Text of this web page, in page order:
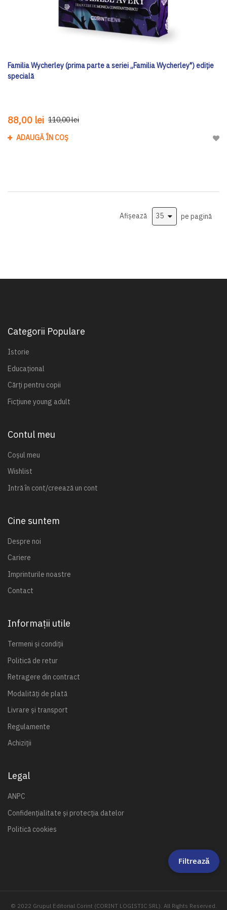
Familia Wycherley (prima parte a seriei „Familia Wycherley") ediţie
specială
88,00 lei 110,00 lei
ADAUGĂ ÎN COȘ
Afișează pe pagină
Categorii Populare
Istorie
Educațional
Cărți pentru copii
Ficțiune young adult
Contul meu
Coșul meu
Wishlist
Intră în cont/creează un cont
Cine suntem
Despre noi
Cariere
Imprinturile noastre
Contact
Informații utile
Termeni și condiții
Politică de retur
Retragere din contract
Modalități de plată
Livrare și transport
Regulamente
Achiziții
Legal
ANPC
Confidențialitate și protecția datelor
Politică cookies
© 2022 Grupul Editorial Corint (CORINT LOGISTIC SRL). All Rights Reserved.
Filtrează